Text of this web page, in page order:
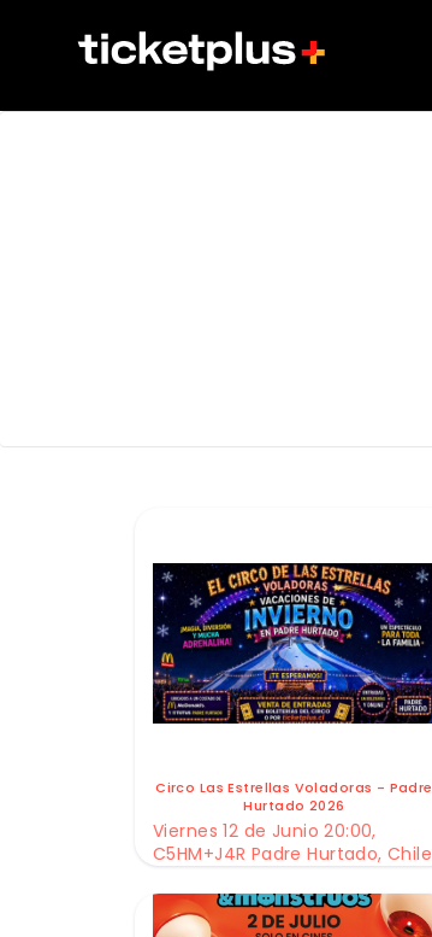
Circo Las Estrellas Voladoras - Padre
Hurtado 2026
Viernes 12 de Junio 20:00,
C5HM+J4R Padre Hurtado, Chile